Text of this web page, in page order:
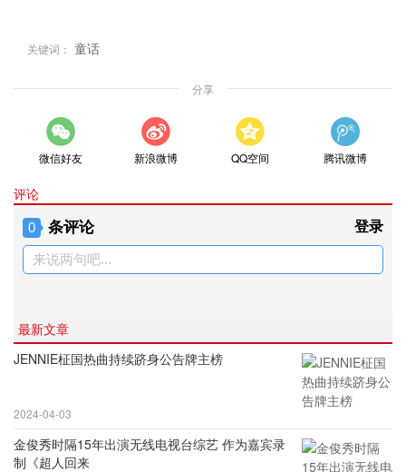
关键词： 童话
分享
微信好友 新浪微博 QQ空间 腾讯微博
评论
0 条评论 登录
来说两句吧...
最新文章
JENNIE柾国热曲持续跻身公告牌主榜
2024-04-03
金俊秀时隔15年出演无线电视台综艺 作为嘉宾录
制《超人回来